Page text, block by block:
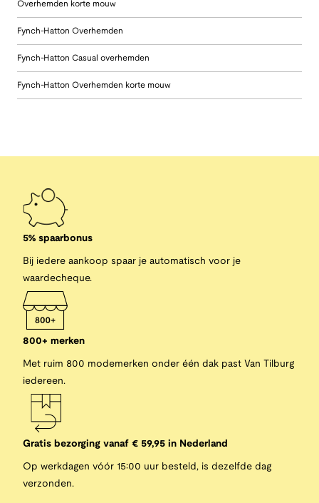
Overhemden korte mouw
Fynch-Hatton Overhemden
Fynch-Hatton Casual overhemden
Fynch-Hatton Overhemden korte mouw
5% spaarbonus
Bij iedere aankoop spaar je automatisch voor je
waardecheque.
800+ merken
Met ruim 800 modemerken onder één dak past Van Tilburg
iedereen.
Gratis bezorging vanaf € 59,95 in Nederland
Op werkdagen vóór 15:00 uur besteld, is dezelfde dag
verzonden.